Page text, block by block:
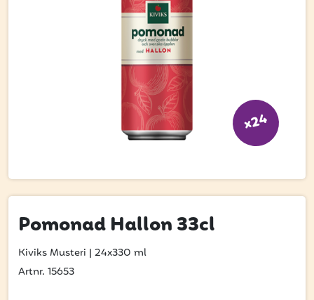
Event
Logga in
x24
Pomonad Hallon 33cl
Kiviks Musteri | 24x330 ml
Artnr. 15653